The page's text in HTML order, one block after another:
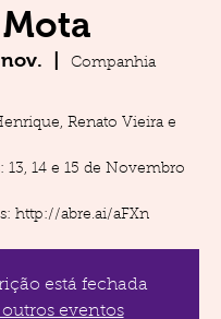
Companhia
Renato Vieira e
13, 14 e 15 de Novembro
http://abre.ai/aFXn
está fechada
outros eventos